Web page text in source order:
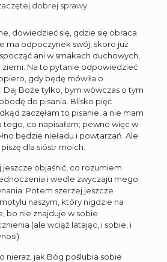
dobrej sprawy.
dowiedzieć się, gdzie się obraca
ma odpoczynek swój, skoro już
ani w smakach duchowych,
Na to pytanie odpowiedzieć
gdy będę mówiła o
Daj Boże tylko, bym wówczas o tym
do pisania. Blisko pięć
zaczęłam to pisanie, a nie mam
tego, co napisałam; pewno więc w
będzie nieładu i powtarzań. Ale
dla sióstr moich.
jeszcze objaśnić, co rozumiem
i wedle zwyczaju mego
Potem szerzej jeszcze
naszym, który nigdzie na
bo nie znajduje w sobie
(ale wciąż latając, i sobie, i
nieraz, jak Bóg poślubia sobie